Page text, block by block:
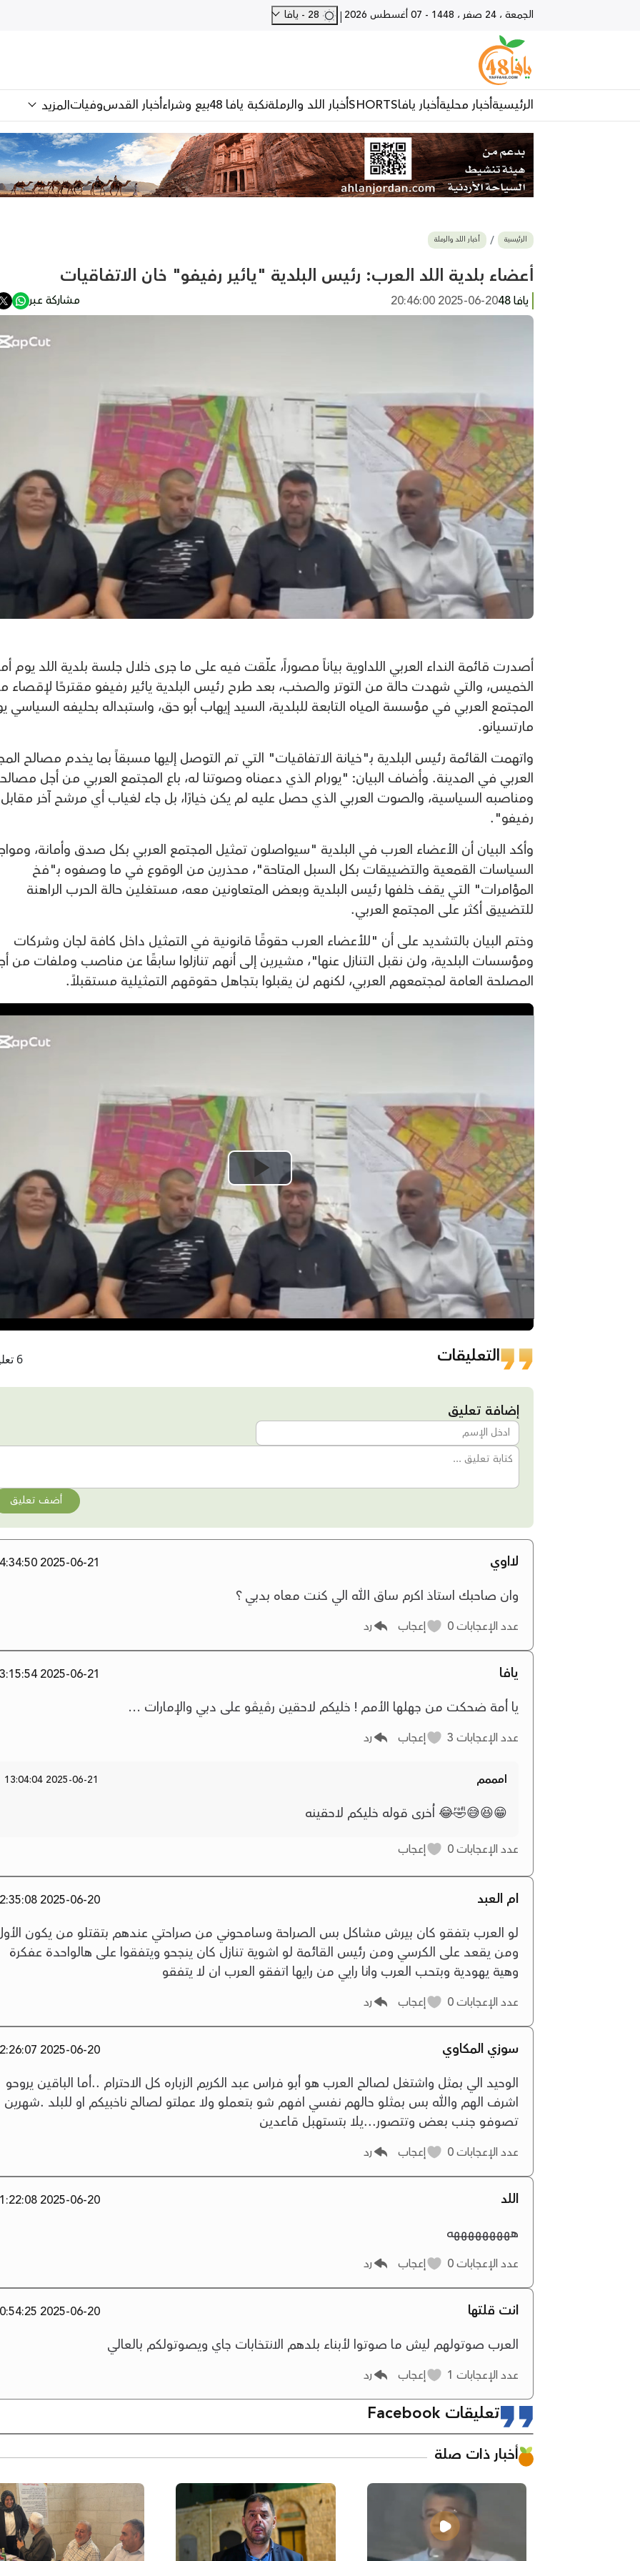
الجمعة ، 24 صفر ، 1448 - 07 أغسطس 2026 |
الرئيسيةأخبار محليةأخبار يافاSHORTSأخبار اللد والرملةنكبة يافا 48 بيع وشراءأخبار القدسوفياتالمزيد
الرئيسية أخبار اللد والرملة
أعضاء بلدية اللد العرب: رئيس البلدية "يائير رفيفو" خان الاتفاقيات
يافا 48 2025-06-20 20:46:00 مشاركة عبر
أصدرت قائمة النداء العربي اللداوية بياناً مصوراً، علّقت فيه على ما جرى خلال جلسة بلدية اللد يوم
الخميس، والتي شهدت حالة من التوتر والصخب، بعد طرح رئيس البلدية يائير رفيفو مقترحًا لإقصاء
المجتمع العربي في مؤسسة المياه التابعة للبلدية، السيد إيهاب أبو حق، واستبداله بحليفه السياسي
مارتسيانو.
واتهمت القائمة رئيس البلدية بـ"خيانة الاتفاقيات" التي تم التوصل إليها مسبقاً بما يخدم مصالح
العربي في المدينة. وأضاف البيان: "يورام الذي دعمناه وصوتنا له، باع المجتمع العربي من أجل
ومناصبه السياسية، والصوت العربي الذي حصل عليه لم يكن خيارًا، بل جاء لغياب أي مرشح آخر مقابل
رفيفو".
وأكد البيان أن الأعضاء العرب في البلدية "سيواصلون تمثيل المجتمع العربي بكل صدق وأمانة،
السياسات القمعية والتضييقات بكل السبل المتاحة"، محذرين من الوقوع في ما وصفوه بـ"فخ
المؤامرات" التي يقف خلفها رئيس البلدية وبعض المتعاونين معه، مستغلين حالة الحرب الراهنة
للتضييق أكثر على المجتمع العربي.
وختم البيان بالتشديد على أن "للأعضاء العرب حقوقًا قانونية في التمثيل داخل كافة لجان وشركات
ومؤسسات البلدية، ولن نقبل التنازل عنها"، مشيرين إلى أنهم تنازلوا سابقًا عن مناصب وملفات من
المصلحة العامة لمجتمعهم العربي، لكنهم لن يقبلوا بتجاهل حقوقهم التمثيلية مستقبلاً.
Play
Video
التعليقات 6 تعليقات
إضافة تعليق
أضف تعليق
لااوي 2025-06-21 14:34:50
وان صاحبك استاذ اكرم ساق الله الي كنت معاه بدبي ؟
عدد الإعجابات إعجاب رد
يافا 2025-06-21 03:15:54
يا أمة ضحكت من جهلها الأمم ! خليكم لاحقين رڤيڤو على دبي والإمارات …
عدد الإعجابات إعجاب رد
امممم 2025-06-21 13:04:04
😁😆😅🤣😂 اُخرى قوله خليكم لاحقينه
عدد الإعجابات إعجاب
ام العبد 2025-06-20 22:35:08
لو العرب بتفقو كان بيرش مشاكل بس الصراحة وسامحوني من صراحتي عندهم بتقتلو من يكون
ومن يقعد على الكرسي ومن رئيس القائمة لو اشوية تنازل كان ينجحو ويتفقوا على هالواحدة عفكرة
وهية يهودية وبتحب العرب وانا رايي من رايها اتفقو العرب ان لا يتفقو
عدد الإعجابات إعجاب رد
سوزي المكاوي 2025-06-20 22:26:07
الوحيد الي بمثل واشتغل لصالح العرب هو أبو فراس عبد الكريم الزباره كل الاحترام ..أما الباقين يروحو
اشرف الهم والله بس بمثلو حالهم نفسي افهم شو بتعملو ولا عملتو لصالح ناخبيكم او للبلد .شهرين
تصوفو جنب بعض وتتصور...يلا بتستهبل قاعدين
عدد الإعجابات إعجاب رد
اللد 2025-06-20 21:22:08
هههههههههه
عدد الإعجابات إعجاب رد
انت قلتها 2025-06-20 20:54:25
العرب صوتولهم ليش ما صوتوا لأبناء بلدهم الانتخابات جاي ويصوتولكم بالعالي
عدد الإعجابات إعجاب رد
تعليقات Facebook
أخبار ذات صلة